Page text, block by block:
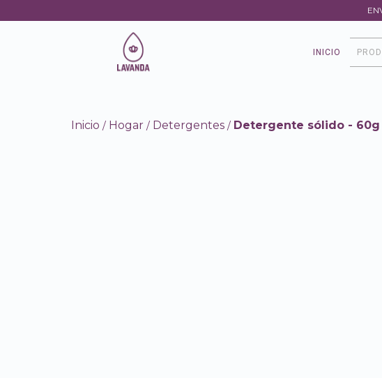
INICIO
Inicio / Hogar / Detergentes / Detergente sólido - 60g